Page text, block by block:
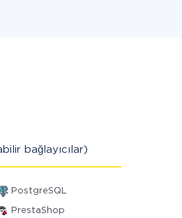
bağlayıcılar)
PostgreSQL
PrestaShop